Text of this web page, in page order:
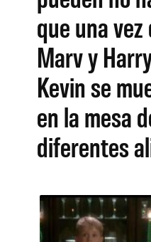
que una
Marv y
Kevin se
en la mesa
diferentes